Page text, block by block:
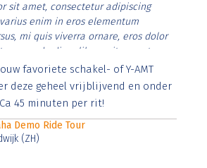
sit amet, consectetur adipiscing
enim in eros elementum
mi quis viverra ornare, eros dolor
commodo diam libero vitae erat.
et justo cursus id rutrum lorem
sem vitae risus tristique posuere.
favoriete schakel- of Y-AMT
deze geheel vrijblijvend en onder
45 minuten per rit!
Demo Ride Tour
(ZH)